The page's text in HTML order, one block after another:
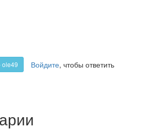
ole49 Войдите, чтобы ответить